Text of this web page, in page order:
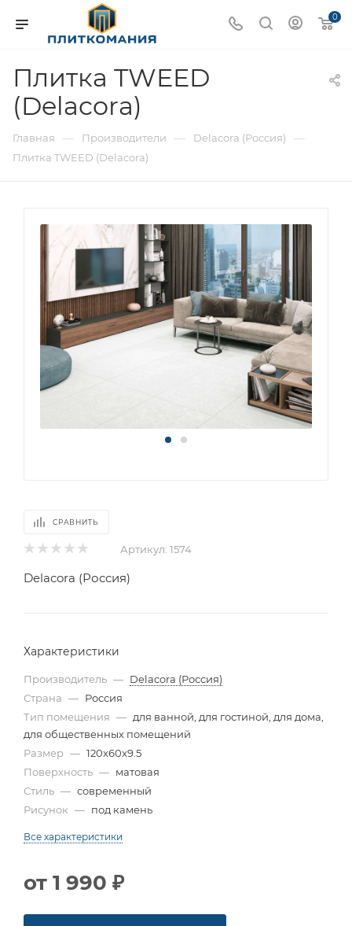
0
Плитка TWEED
(Delacora)
Главная — Производители — Delacora (Россия) —
Плитка TWEED (Delacora)
СРАВНИТЬ
Артикул: 1574
Delacora (Россия)
Характеристики
Производитель — Delacora (Россия)
Страна — Россия
Тип помещения — для ванной, для гостиной, для дома,
для общественных помещений
Размер — 120x60x9.5
Поверхность — матовая
Стиль — современный
Рисунок — под камень
Все характеристики
от 1 990 ₽